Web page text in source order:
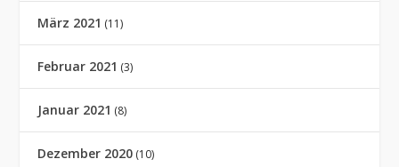
März 2021 (11)
Februar 2021 (3)
Januar 2021 (8)
Dezember 2020 (10)